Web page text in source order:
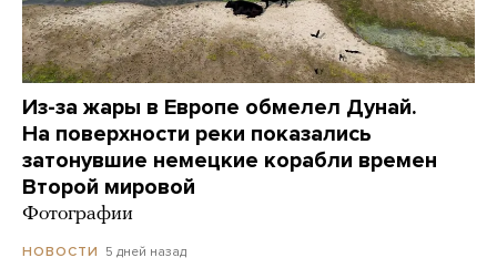
Из-за жары в Европе обмелел Дунай.
На поверхности реки показались
затонувшие немецкие корабли времен
Второй мировой
Фотографии
НОВОСТИ 5 дней назад